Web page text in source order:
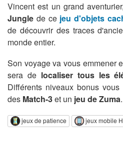
Vincent est un grand
Jungle de ce jeu d'objets
de découvrir des traces
monde entier.
Son voyage va vous emmener
sera de localiser tous les
Différents niveaux bonus
des Match-3et un jeu de Zuma.
jeux de patience jeux mobile